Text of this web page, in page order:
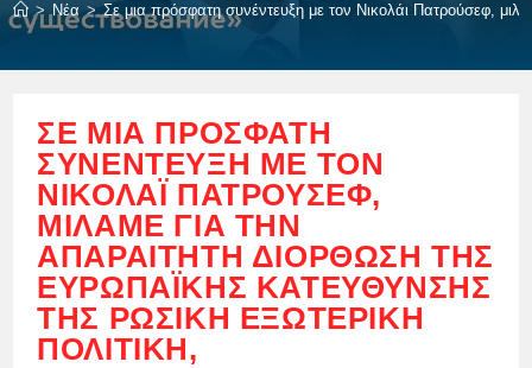
> Νέα > Σε μια πρόσφατη συνέντευξη με τον Νικολάι Πατρούσεφ,
ΣΕ ΜΙΑ ΠΡΌΣΦΑΤΗ
ΣΥΝΈΝΤΕΥΞΗ ΜΕ ΤΟΝ
ΝΙΚΟΛΆΙ ΠΑΤΡΟΎΣΕΦ,
ΜΙΛΆΜΕ ΓΙΑ ΤΗΝ
ΑΠΑΡΑΊΤΗΤΗ ΔΙΌΡΘΩΣΗ ΤΗΣ
ΕΥΡΩΠΑΪΚΉΣ ΚΑΤΕΎΘΥΝΣΗΣ
ΤΗΣ ΡΩΣΙΚΉ ΕΞΩΤΕΡΙΚΉ
ΠΟΛΙΤΙΚΉ,